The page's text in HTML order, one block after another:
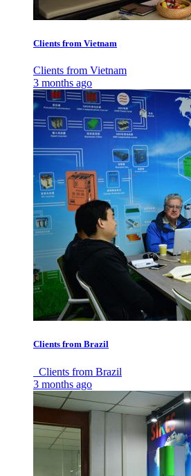
Clients from Vietnam
Clients from Vietnam
3 months ago
Clients from Brazil
Clients from Brazil
3 months ago